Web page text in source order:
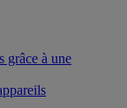
grâce à une